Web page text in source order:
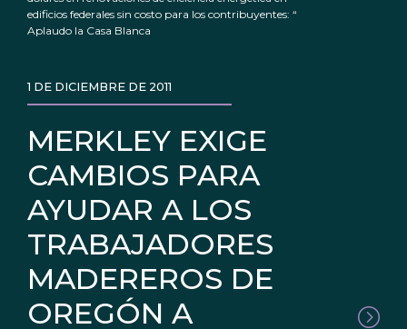
edificios federales sin costo para los contribuyentes: “
Aplaudo la Casa Blanca
MERKLEY EXIGE
CAMBIOS PARA
AYUDAR A LOS
TRABAJADORES
MADEREROS DE
OREGÓN A
1 DE DICIEMBRE DE 2011